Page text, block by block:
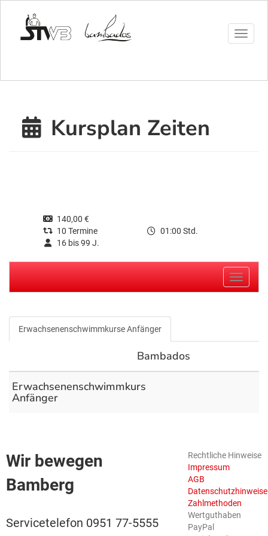
Menü
Kursplan Zeiten
140,00 €
10 Termine
01:00 Std.
16 bis 99 J.
Erwachsenenschwimmkurse Anfänger
Bambados
Erwachsenenschwimmkurs
Anfänger
Wir bewegen
Bamberg
Servicetelefon 0951 77-5555
Rechtliche Hinweise
Impressum
AGB
Datenschutzhinweise
Zahlmethoden
Wertguthaben
PayPal